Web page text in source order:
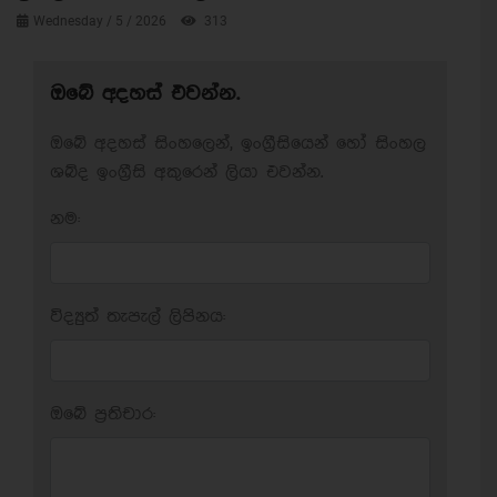
Wednesday / 5 / 2026 313
ඔබේ අදහස් එවන්න.